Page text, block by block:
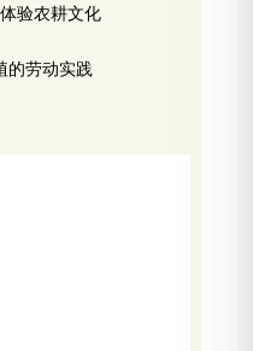
验农耕文化
的劳动实践